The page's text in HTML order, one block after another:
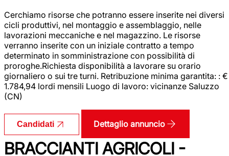
Cerchiamo risorse che potranno essere inserite nei diversi
cicli produttivi, nel montaggio e assemblaggio, nelle
lavorazioni meccaniche e nel magazzino. Le risorse
verranno inserite con un iniziale contratto a tempo
determinato in somministrazione con possibilità di
proroghe.Richiesta disponibilità a lavorare su orario
giornaliero o sui tre turni. Retribuzione minima garantita: : €
1.784,94 lordi mensili Luogo di lavoro: vicinanze Saluzzo
(CN)
Candidati Dettaglio annuncio
BRACCIANTI AGRICOLI -